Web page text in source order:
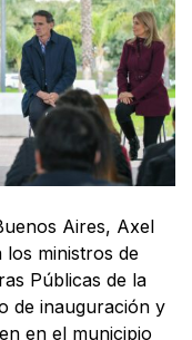
Aires, Axel
los ministros de
Públicas de la
de inauguración y
en el municipio